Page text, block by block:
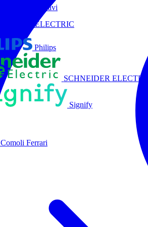
La Triveneta Cavi
LOVATO ELECTRIC
Philips
SCHNEIDER
Signify
Comoli Ferrari